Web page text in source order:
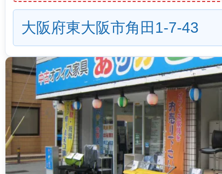
大阪府東大阪市角田1-7-43